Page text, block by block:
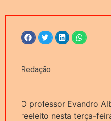
Redação
O professor Evandro
reeleito nesta terça-